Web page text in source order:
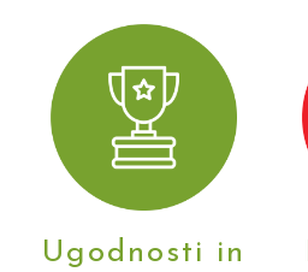
Ugodnosti in